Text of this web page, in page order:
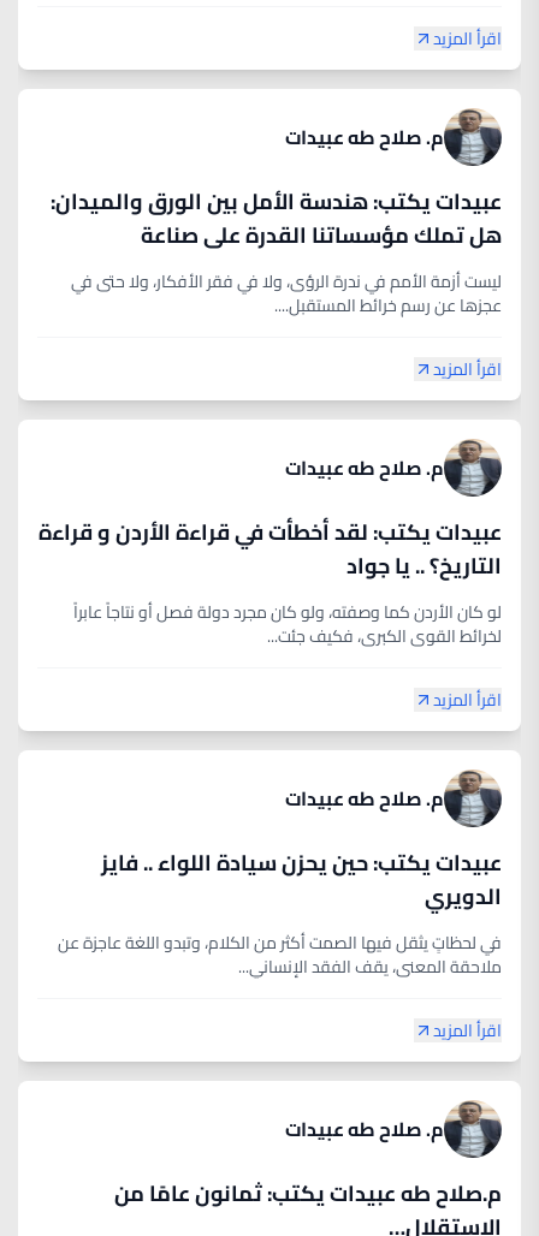
اقرأ المزيد
م. صلاح طه عبيدات
عبيدات يكتب: هندسة الأمل بين الورق والميدان:
هل تملك مؤسساتنا القدرة على صناعة
المستقبل؟
ليست أزمة الأمم في ندرة الرؤى، ولا في فقر الأفكار، ولا حتى في
عجزها عن رسم خرائط المستقبل....
اقرأ المزيد
م. صلاح طه عبيدات
عبيدات يكتب: لقد أخطأت في قراءة الأردن و قراءة
التاريخ؟ .. يا جواد
لو كان الأردن كما وصفته، ولو كان مجرد دولة فصل أو نتاجاً عابراً
لخرائط القوى الكبرى، فكيف جئت...
اقرأ المزيد
م. صلاح طه عبيدات
عبيدات يكتب: حين يحزن سيادة اللواء .. فايز
الدويري
في لحظاتٍ يثقل فيها الصمت أكثر من الكلام، وتبدو اللغة عاجزة عن
ملاحقة المعنى، يقف الفقد الإنساني...
اقرأ المزيد
م. صلاح طه عبيدات
م.صلاح طه عبيدات يكتب: ثمانون عامًا من
الاستقلال…